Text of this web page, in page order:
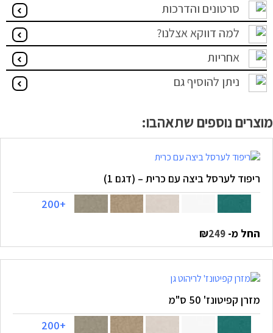
סרטונים והדרכות
למה דווקא אצלנו?
אחריות
ניתן להוסיף גם
מוצרים נוספים שתאהבו:
ריפוד לערסל ביצה עם כרית – (דגם 1)
+200
החל מ- ₪249
מזרן קפיטונז' 50 ס"מ
+200